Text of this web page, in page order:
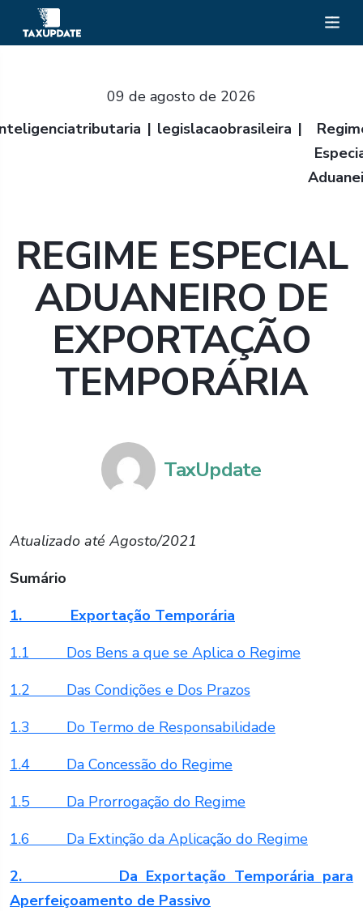
09 de agosto de 2026
legislacaobrasileira
REGIME ESPECIAL
ADUANEIRO DE
EXPORTAÇÃO
TEMPORÁRIA
TaxUpdate
Atualizado até Agosto/2021
Sumário
1. Exportação Temporária
1.1 Dos Bens a que se Aplica o Regime
1.2 Das Condições e Dos Prazos
1.3 Do Termo de Responsabilidade
1.4 Da Concessão do Regime
1.5 Da Prorrogação do Regime
1.6 Da Extinção da Aplicação do Regime
2. Da Exportação Temporária para
Aperfeiçoamento de Passivo